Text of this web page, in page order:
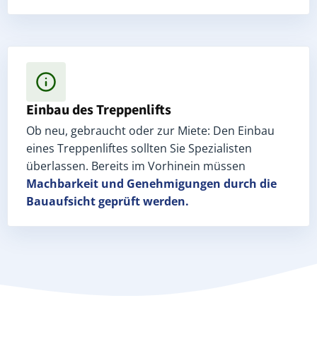
Einbau des Treppenlifts
Ob neu, gebraucht oder zur Miete: Den Einbau
eines Treppenliftes sollten Sie Spezialisten
überlassen. Bereits im Vorhinein müssen
Machbarkeit und Genehmigungen durch die
Bauaufsicht geprüft werden.